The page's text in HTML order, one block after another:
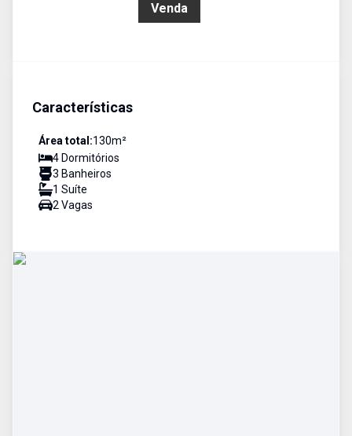
Venda
Características
Área total:130m²
4 Dormitórios
3 Banheiros
1 Suíte
2 Vagas